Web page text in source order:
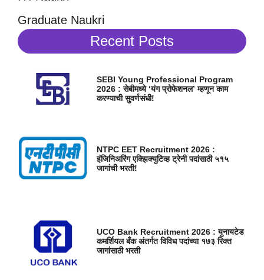
Graduate Naukri
Recent Posts
SEBI Young Professional Program
2026 : सेबीमध्ये ‘यंग प्रोफेशनल’ म्हणून काम
करण्याची सुवर्णसंधी!
NTPC EET Recruitment 2026 :
इंजिनिअरिंग एक्झिक्युटिव्ह ट्रेनी पदांसाठी ५१५
जागांची भरती!
UCO Bank Recruitment 2026 : युनायटेड
कमर्शियल बँक अंतर्गत विविध पदांच्या १७३ रिक्त
जागांसाठी भरती